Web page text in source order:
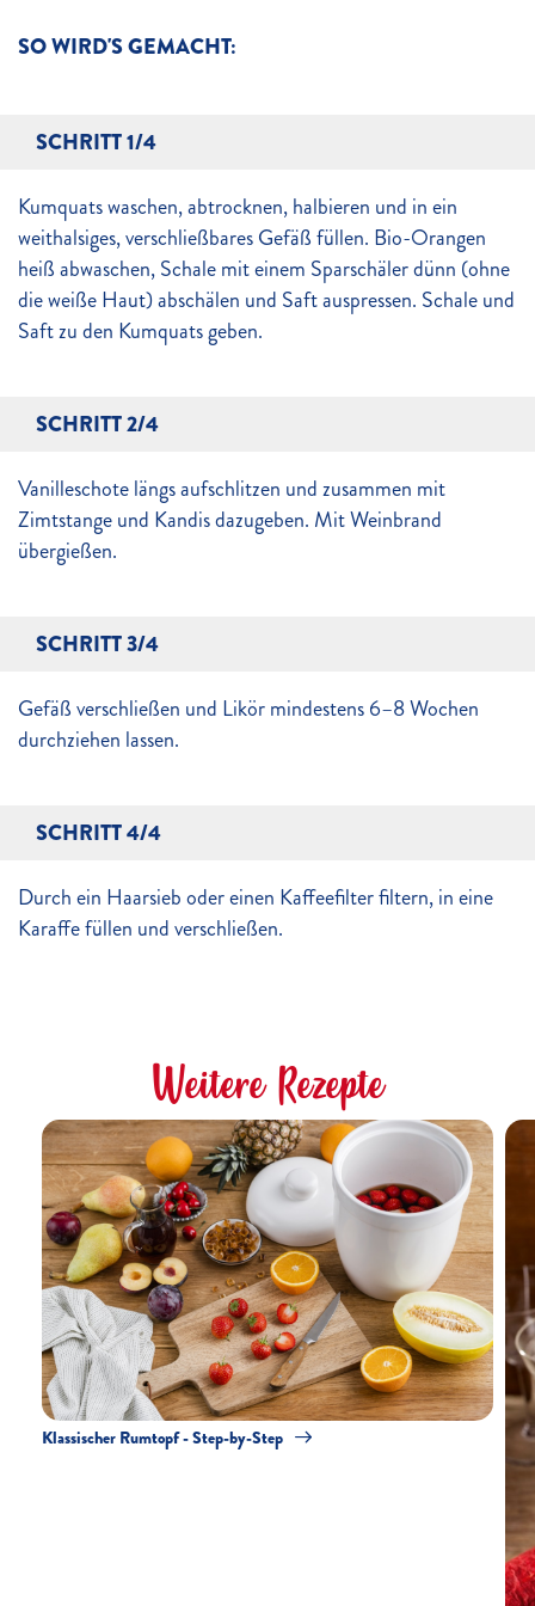
SO WIRD'S GEMACHT:
SCHRITT 1/4
Kumquats waschen, abtrocknen, halbieren und in ein
weithalsiges, verschließbares Gefäß füllen. Bio-Orangen
heiß abwaschen, Schale mit einem Sparschäler dünn (ohne
die weiße Haut) abschälen und Saft auspressen. Schale und
Saft zu den Kumquats geben.
SCHRITT 2/4
Vanilleschote längs aufschlitzen und zusammen mit
Zimtstange und Kandis dazugeben. Mit Weinbrand
übergießen.
SCHRITT 3/4
Gefäß verschließen und Likör mindestens 6–8 Wochen
durchziehen lassen.
SCHRITT 4/4
Durch ein Haarsieb oder einen Kaffeefilter filtern, in eine
Karaffe füllen und verschließen.
Weitere Rezepte
Klassischer Rumtopf - Step-by-Step